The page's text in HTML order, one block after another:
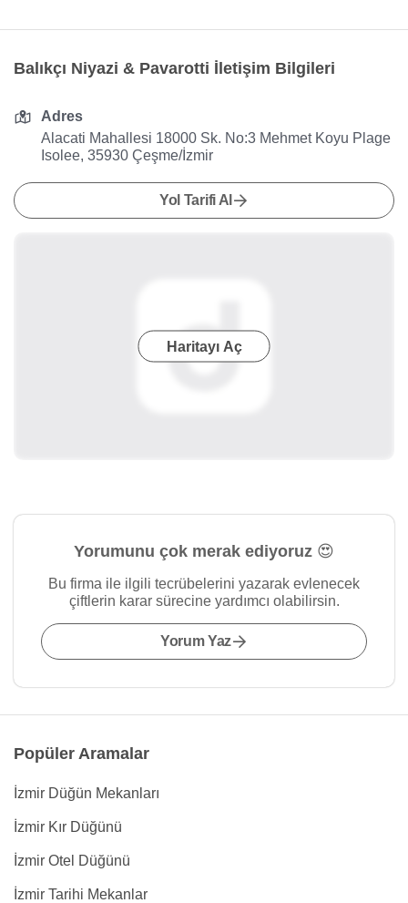
Balıkçı Niyazi & Pavarotti İletişim Bilgileri
Adres
Alacati Mahallesi 18000 Sk. No:3 Mehmet Koyu Plage
Isolee, 35930 Çeşme/İzmir
Yol Tarifi Al
Haritayı Aç
Yorumunu çok merak ediyoruz 😍
Bu firma ile ilgili tecrübelerini yazarak evlenecek
çiftlerin karar sürecine yardımcı olabilirsin.
Yorum Yaz
Popüler Aramalar
İzmir Düğün Mekanları
İzmir Kır Düğünü
İzmir Otel Düğünü
İzmir Tarihi Mekanlar